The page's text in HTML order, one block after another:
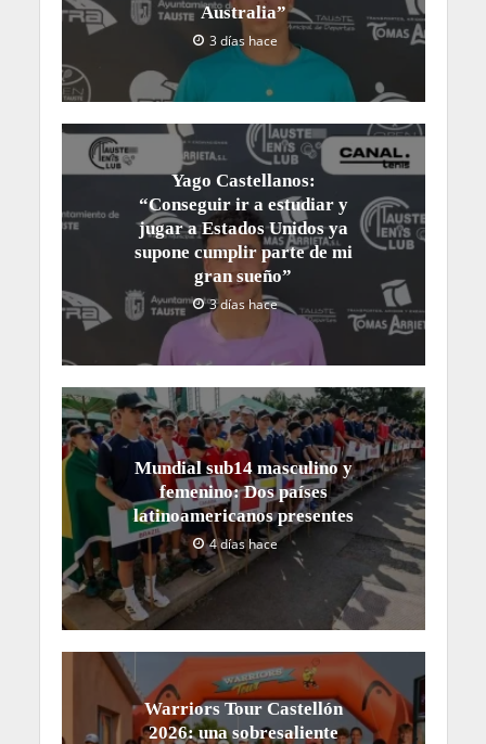
Australia”
3 días hace
Yago Castellanos:
“Conseguir ir a estudiar y
jugar a Estados Unidos ya
supone cumplir parte de mi
gran sueño”
3 días hace
Mundial sub14 masculino y
femenino: Dos países
latinoamericanos presentes
4 días hace
Warriors Tour Castellón
2026: una sobresaliente